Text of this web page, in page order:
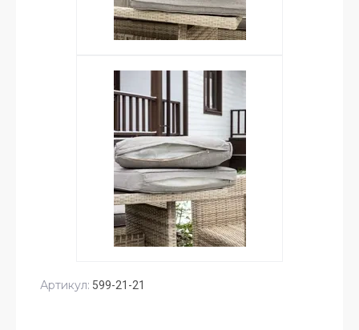
Артикул: 599-21-21